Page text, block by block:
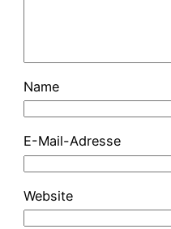
Name
E-Mail-Adresse
Website